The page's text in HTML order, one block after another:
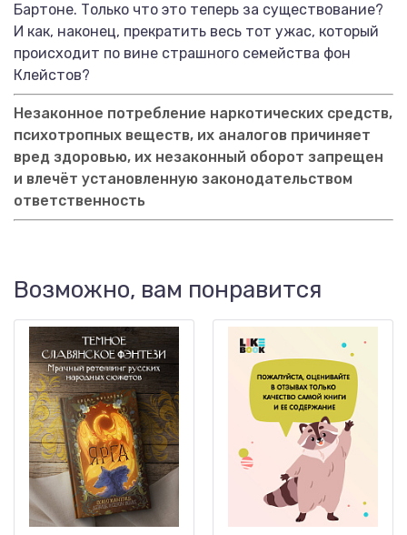
Бартоне. Только что это теперь за существование?
И как, наконец, прекратить весь тот ужас, который
происходит по вине страшного семейства фон
Клейстов?
Незаконное потребление наркотических средств,
психотропных веществ, их аналогов причиняет
вред здоровью, их незаконный оборот запрещен
и влечёт установленную законодательством
ответственность
Возможно, вам понравится